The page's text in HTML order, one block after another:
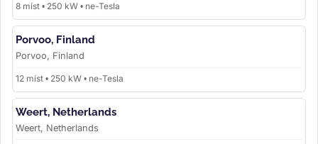
8 míst • 250 kW • ne-Tesla
Porvoo, Finland
Porvoo, Finland
12 míst • 250 kW • ne-Tesla
Weert, Netherlands
Weert, Netherlands